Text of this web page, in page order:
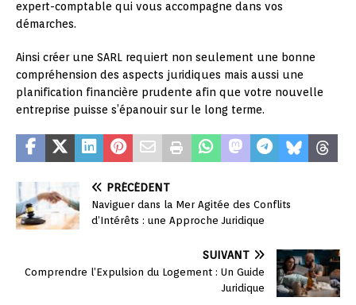
expert-comptable qui vous accompagne dans vos
démarches.
Ainsi créer une SARL requiert non seulement une bonne
compréhension des aspects juridiques mais aussi une
planification financière prudente afin que votre nouvelle
entreprise puisse s’épanouir sur le long terme.
PRÉCÉDENT
Naviguer dans la Mer Agitée des Conflits
d’Intérêts : une Approche Juridique
SUIVANT
Comprendre l’Expulsion du Logement : Un Guide
Juridique